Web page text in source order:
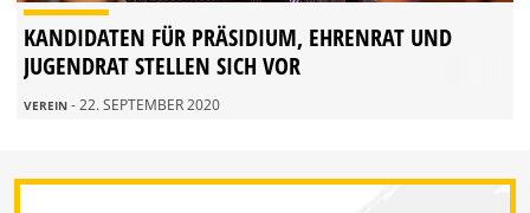
KANDIDATEN FÜR PRÄSIDIUM, EHRENRAT UND
JUGENDRAT STELLEN SICH VOR
VEREIN - 22. SEPTEMBER 2020